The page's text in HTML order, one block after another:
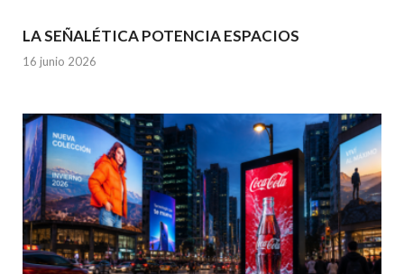
LA SEÑALÉTICA POTENCIA ESPACIOS
16 junio 2026